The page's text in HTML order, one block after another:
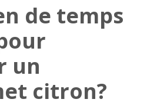
de temps
un
citron?